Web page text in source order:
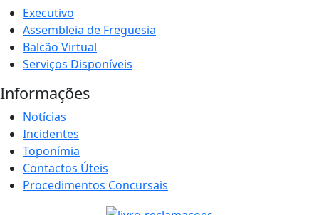
Executivo
Assembleia de Freguesia
Balcão Virtual
Serviços Disponíveis
Informações
Notícias
Incidentes
Toponímia
Contactos Úteis
Procedimentos Concursais